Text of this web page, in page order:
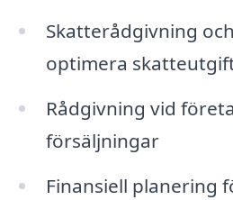
Skatterådgivning
optimera
Rådgivning vid
försäljningar
Finansiell planering